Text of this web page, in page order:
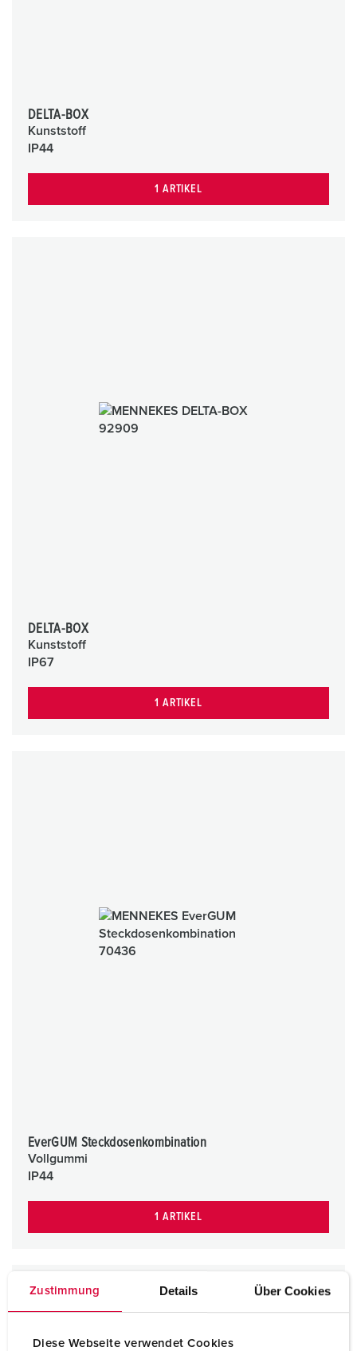
Zustimmung Details Über Cookies
Diese Webseite verwendet Cookies
DELTA-BOX
Kunststoff
IP44
1 ARTIKEL
DELTA-BOX
Kunststoff
IP67
1 ARTIKEL
EverGUM Steckdosenkombination
Vollgummi
IP44
1 ARTIKEL